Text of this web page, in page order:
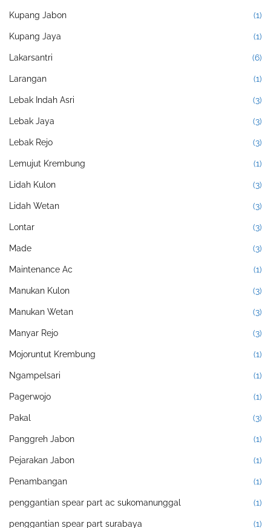
Kupang Jabon (1)
Kupang Jaya (1)
Lakarsantri (6)
Larangan (1)
Lebak Indah Asri (3)
Lebak Jaya (3)
Lebak Rejo (3)
Lemujut Krembung (1)
Lidah Kulon (3)
Lidah Wetan (3)
Lontar (3)
Made (3)
Maintenance Ac (1)
Manukan Kulon (3)
Manukan Wetan (3)
Manyar Rejo (3)
Mojoruntut Krembung (1)
Ngampelsari (1)
Pagerwojo (1)
Pakal (3)
Panggreh Jabon (1)
Pejarakan Jabon (1)
Penambangan (1)
penggantian spear part ac sukomanunggal (1)
penggantian spear part surabaya (1)